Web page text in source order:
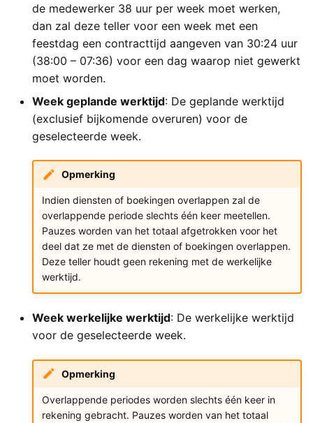
de medewerker 38 uur per week moet werken,
dan zal deze teller voor een week met een
feestdag een contracttijd aangeven van 30:24 uur
(38:00 – 07:36) voor een dag waarop niet gewerkt
moet worden.
Week geplande werktijd: De geplande werktijd
(exclusief bijkomende overuren) voor de
geselecteerde week.
Opmerking
Indien diensten of boekingen overlappen zal de
overlappende periode slechts één keer meetellen.
Pauzes worden van het totaal afgetrokken voor het
deel dat ze met de diensten of boekingen overlappen.
Deze teller houdt geen rekening met de werkelijke
werktijd.
Week werkelijke werktijd: De werkelijke werktijd
voor de geselecteerde week.
Opmerking
Overlappende periodes worden slechts één keer in
rekening gebracht. Pauzes worden van het totaal